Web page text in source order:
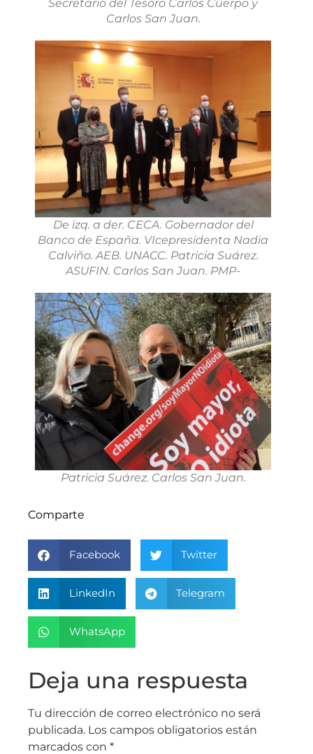
Secretario del Tesoro Carlos Cuerpo y
Carlos San Juan.
De izq. a der. CECA. Gobernador del
Banco de España. VIcepresidenta Nadia
Calviño. AEB. UNACC. Patricia Suárez.
ASUFIN. Carlos San Juan. PMP-
Patricia Suárez. Carlos San Juan.
Comparte
Facebook Twitter
LinkedIn Telegram
WhatsApp
Deja una respuesta
Tu dirección de correo electrónico no será
publicada. Los campos obligatorios están
marcados con *